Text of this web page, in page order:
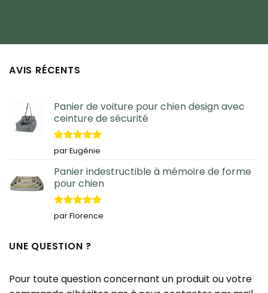
AVIS RÉCENTS
Panier de voiture pour chien design avec
ceinture de sécurité
Note5sur
5
par Eugénie
Panier indestructible à mémoire de forme
pour chien
Note5sur
5
par Florence
UNE QUESTION ?
Pour toute question concernant un produit ou votre